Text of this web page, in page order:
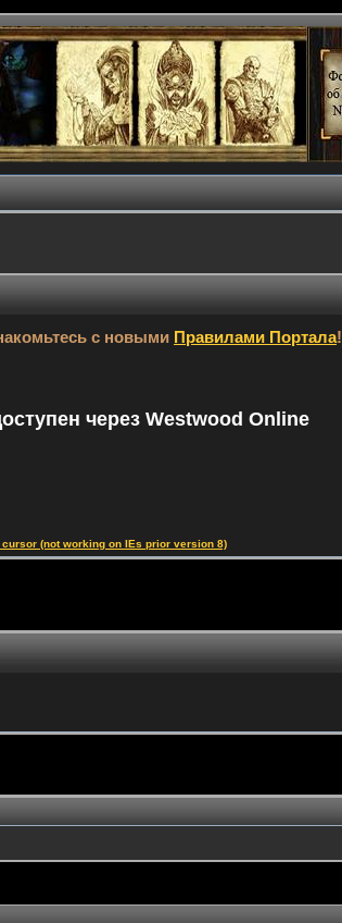
с новыми Правилами Портала!
через Westwood Online
(not working on IEs prior version 8)